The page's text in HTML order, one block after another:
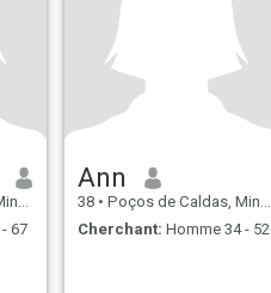
67
Ann
38 • Poços de Caldas, Minas Gerais, Brésil
Cherchant: Homme 34 - 52